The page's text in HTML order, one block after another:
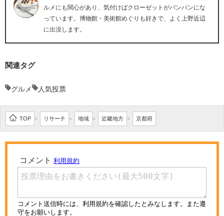
ルメにも関心があり、気付けばクローゼットがパンパンにな
っています。博物館・美術館めぐりも好きで、よく上野近辺
に出没します。
関連タグ
グルメ 人気投票
TOP > リサーチ > 地域 > 近畿地方 > 京都府